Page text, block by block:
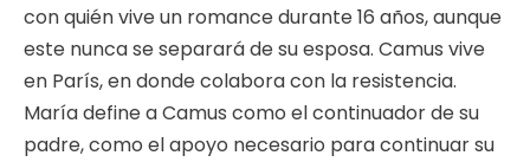
con quién vive un romance durante 16 años, aunque
este nunca se separará de su esposa. Camus vive
en París, en donde colabora con la resistencia.
María define a Camus como el continuador de su
padre, como el apoyo necesario para continuar su